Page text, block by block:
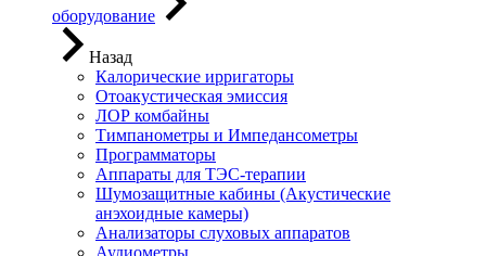
оборудование
Назад
Калорические ирригаторы
Отоакустическая эмиссия
ЛОР комбайны
Тимпанометры и Импедансометры
Программаторы
Аппараты для ТЭС-терапии
Шумозащитные кабины (Акустические
анэхоидные камеры)
Анализаторы слуховых аппаратов